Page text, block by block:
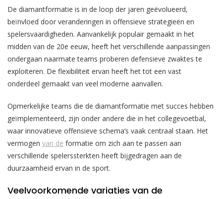
De diamantformatie is in de loop der jaren geëvolueerd,
beïnvloed door veranderingen in offensieve strategieën en
spelersvaardigheden. Aanvankelijk populair gemaakt in het
midden van de 20e eeuw, heeft het verschillende aanpassingen
ondergaan naarmate teams proberen defensieve zwaktes te
exploiteren. De flexibiliteit ervan heeft het tot een vast
onderdeel gemaakt van veel moderne aanvallen.
Opmerkelijke teams die de diamantformatie met succes hebben
geïmplementeerd, zijn onder andere die in het collegevoetbal,
waar innovatieve offensieve schema’s vaak centraal staan. Het
vermogen van de formatie om zich aan te passen aan
verschillende spelerssterkten heeft bijgedragen aan de
duurzaamheid ervan in de sport.
Veelvoorkomende variaties van de